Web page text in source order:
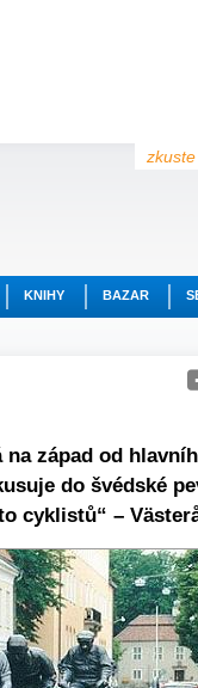
KNIHY BAZAR
na západ od
do švédské
cyklistů“ –